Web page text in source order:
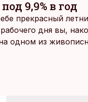
9,9% в год
прекрасный
дня вы,
одном из